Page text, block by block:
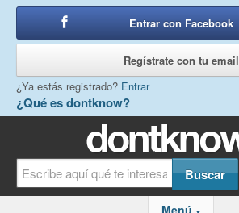
¿Qué es dontknow?
Entrar con Facebook
Regístrate con tu email
¿Ya estás registrado? Entrar
Menú